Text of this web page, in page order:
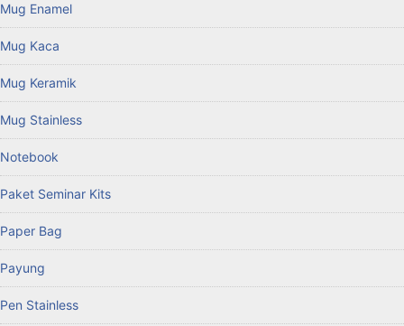
Mug Enamel
Mug Kaca
Mug Keramik
Mug Stainless
Notebook
Paket Seminar Kits
Paper Bag
Payung
Pen Stainless